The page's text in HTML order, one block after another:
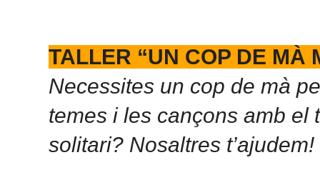
TALLER “UN COP DE MÀ
Necessites un cop de mà
temes i les cançons amb el
solitari? Nosaltres t’ajudem!